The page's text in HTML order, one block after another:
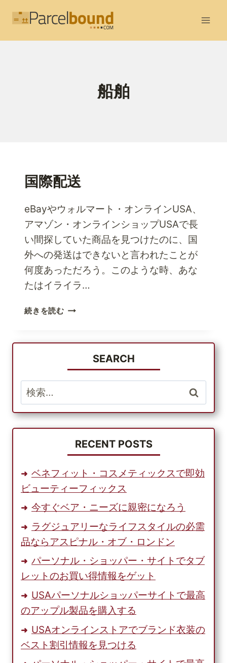
船舶
国際配送
eBayやウォルマート・オンラインUSA、
アマゾン・オンラインショップUSAで長
い間探していた商品を見つけたのに、国
外への発送はできないと言われたことが
何度あっただろう。このような時、あな
たはイライラ…
続きを読む国
送
SEARCH
検
索:
RECENT POSTS
ベネフィット・コスメティックスで即効
ビューティーフィックス
今すぐベア・ニーズに親密になろう
ラグジュアリーなライフスタイルの必需
品ならアスピナル・オブ・ロンドン
パーソナル・ショッパー・サイトでタブ
レットのお買い得情報をゲット
USAパーソナルショッパーサイトで最高
のアップル製品を購入する
USAオンラインストアでブランド衣装の
ベスト割引情報を見つける